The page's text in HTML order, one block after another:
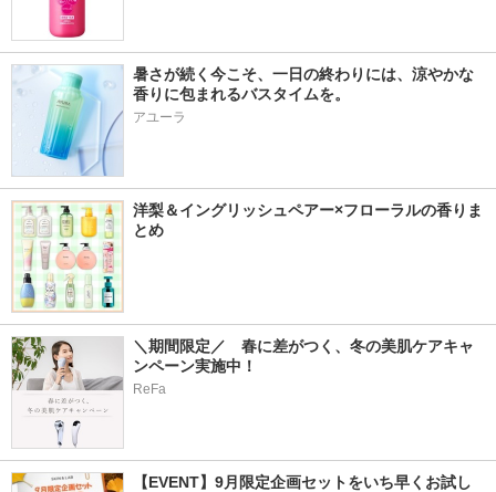
暑さが続く今こそ、一日の終わりには、涼やかな
香りに包まれるバスタイムを。
アユーラ
洋梨＆イングリッシュペアー×フローラルの香りま
とめ
＼期間限定／　春に差がつく、冬の美肌ケアキャ
ンペーン実施中！
ReFa
【EVENT】9月限定企画セットをいち早くお試し